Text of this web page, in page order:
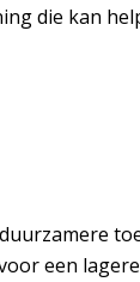
die kan
een